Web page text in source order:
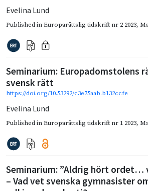
Evelina Lund
Published inEuroparättslig tidskrift nr 2 2023,
Seminarium: Europadomstolens
svensk rätt
https://doi.org/10.53292/c3e75aab.b132ccfe
Evelina Lund
Published inEuroparättslig tidskrift nr 1 2023,
Seminarium: ”Aldrig hört
– Vad vet svenska gymnasister